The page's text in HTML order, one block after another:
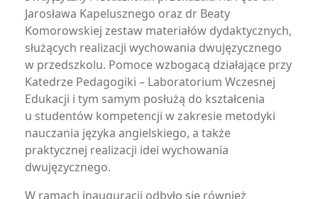
Jarosława Kapelusznego oraz dr Beaty
Komorowskiej zestaw materiałów dydaktycznych,
służących realizacji wychowania dwujęzycznego
w przedszkolu. Pomoce wzbogacą działające przy
Katedrze Pedagogiki – Laboratorium Wczesnej
Edukacji i tym samym posłużą do kształcenia
u studentów kompetencji w zakresie metodyki
nauczania języka angielskiego, a także
praktycznej realizacji idei wychowania
dwujęzycznego.
W ramach inauguracji odbyło się również